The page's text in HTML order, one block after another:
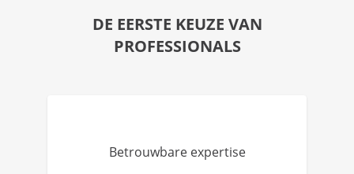
DE EERSTE KEUZE VAN
PROFESSIONALS
Betrouwbare expertise